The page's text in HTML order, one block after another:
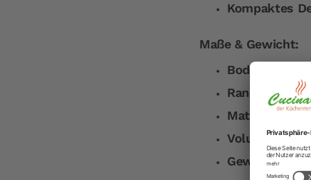
Kompaktes
Maße & Gewicht:
Randhöhe:
11
Volumen:
Gewicht:1,7